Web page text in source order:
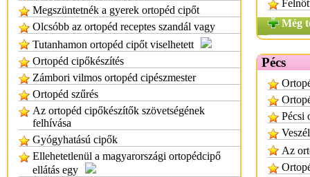
Megszüntetnék a gyerek ortopéd cipőt
Olcsóbb az ortopéd receptes szandál vagy
Tutanhamon ortopéd cipőt viselhetett
Ortopéd cipőkészítés
Zámbori vilmos ortopéd cipészmester
Ortopéd szűrés
Az ortopéd cipőkészítők szövetségének
felhívása
Gyógyhatású cipők
Ellehetetlenül a magyarországi ortopédcipő
ellátás egy
Még
Pécs
Pécsi
Az